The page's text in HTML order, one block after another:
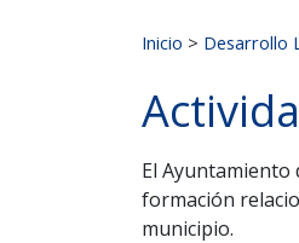
Inicio > Desarrollo
El Ayuntamiento
formación
municipio.